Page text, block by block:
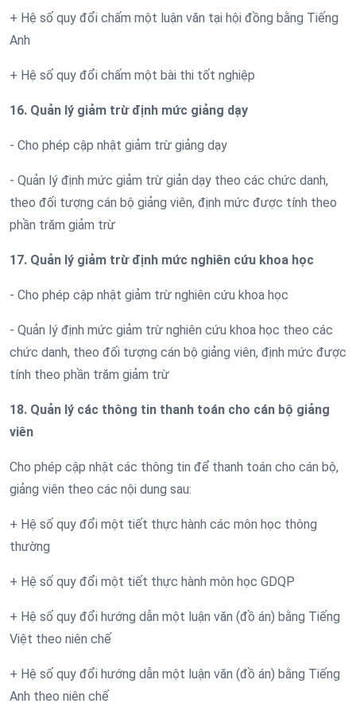
+ Hệ số quy đổi chấm một luận văn tại hội đồng bằng Tiếng
Anh
+ Hệ số quy đổi chấm một bài thi tốt nghiệp
16. Quản lý giảm trừ định mức giảng dạy
- Cho phép cập nhật giảm trừ giảng dạy
- Quản lý định mức giảm trừ giản dạy theo các chức danh,
theo đối tượng cán bộ giảng viên, định mức được tính theo
phần trăm giảm trừ
17. Quản lý giảm trừ định mức nghiên cứu khoa học
- Cho phép cập nhật giảm trừ nghiên cứu khoa học
- Quản lý định mức giảm trừ nghiên cứu khoa học theo các
chức danh, theo đối tượng cán bộ giảng viên, định mức được
tính theo phần trăm giảm trừ
18. Quản lý các thông tin thanh toán cho cán bộ giảng
viên
Cho phép cập nhật các thông tin để thanh toán cho cán bộ,
giảng viên theo các nội dung sau:
+ Hệ số quy đổi một tiết thực hành các môn học thông
thường
+ Hệ số quy đổi một tiết thực hành môn học GDQP
+ Hệ số quy đổi hướng dẫn một luận văn (đồ án) bằng Tiếng
Việt theo niên chế
+ Hệ số quy đổi hướng dẫn một luận văn (đồ án) bằng Tiếng
Anh theo niên chế